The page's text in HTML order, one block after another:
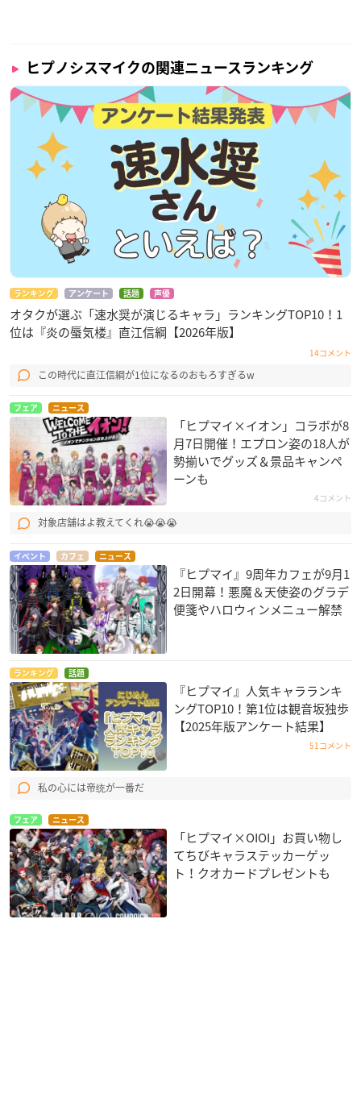
ヒプノシスマイクの関連ニュースランキング
ランキング アンケート 話題 声優
オタクが選ぶ「速水奨が演じるキャラ」ランキングTOP10！1
位は『炎の蜃気楼』直江信綱【2026年版】
14コメント
この時代に直江信綱が1位になるのおもろすぎるw
フェア ニュース
「ヒプマイ×イオン」コラボが8
月7日開催！エプロン姿の18人が
勢揃いでグッズ＆景品キャンペ
ーンも
4コメント
対象店舗はよ教えてくれ😭😭😭
イベント カフェ ニュース
『ヒプマイ』9周年カフェが9月1
2日開幕！悪魔＆天使姿のグラデ
便箋やハロウィンメニュー解禁
ランキング 話題
『ヒプマイ』人気キャラランキ
ングTOP10！第1位は観音坂独歩
【2025年版アンケート結果】
51コメント
私の心には帝统が一番だ
フェア ニュース
「ヒプマイ×OIOI」お買い物し
てちびキャラステッカーゲッ
ト！クオカードプレゼントも